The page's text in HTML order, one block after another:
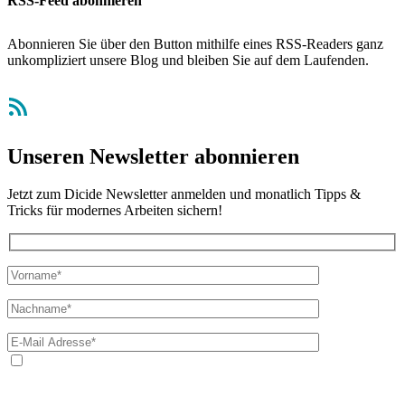
Abonnieren Sie über den Button mithilfe eines RSS-Readers ganz
unkompliziert unsere Blog und bleiben Sie auf dem Laufenden.
RSS-Feed
Unseren Newsletter abonnieren
Jetzt zum Dicide Newsletter anmelden und monatlich Tipps &
Tricks für modernes Arbeiten sichern!